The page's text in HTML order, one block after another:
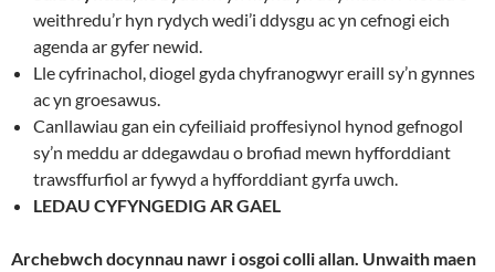
weithredu’r hyn rydych wedi’i ddysgu ac yn cefnogi eich
agenda ar gyfer newid.
Lle cyfrinachol, diogel gyda chyfranogwyr eraill sy’n gynnes
ac yn groesawus.
Canllawiau gan ein cyfeiliaid proffesiynol hynod gefnogol
sy’n meddu ar ddegawdau o brofiad mewn hyfforddiant
trawsffurfiol ar fywyd a hyfforddiant gyrfa uwch.
LEDAU CYFYNGEDIG AR GAEL
Archebwch docynnau nawr i osgoi colli allan. Unwaith maen